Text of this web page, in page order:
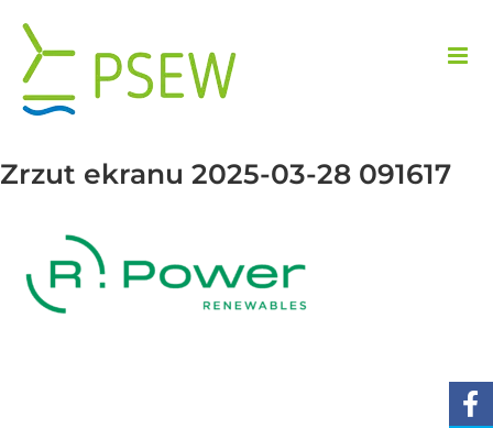
zawartości
Zrzut ekranu 2025-03-28 091617